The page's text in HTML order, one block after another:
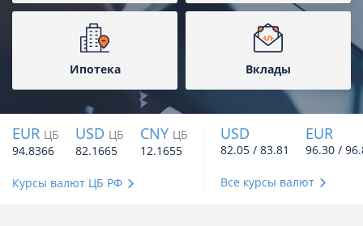
Ипотека Вклады
EUR ЦБ
94.8366
USD ЦБ
82.1665
CNY ЦБ
12.1655
Курсы валют ЦБ РФ
USD
82.05 / 83.81
EUR
96.30 /
Все курсы валют